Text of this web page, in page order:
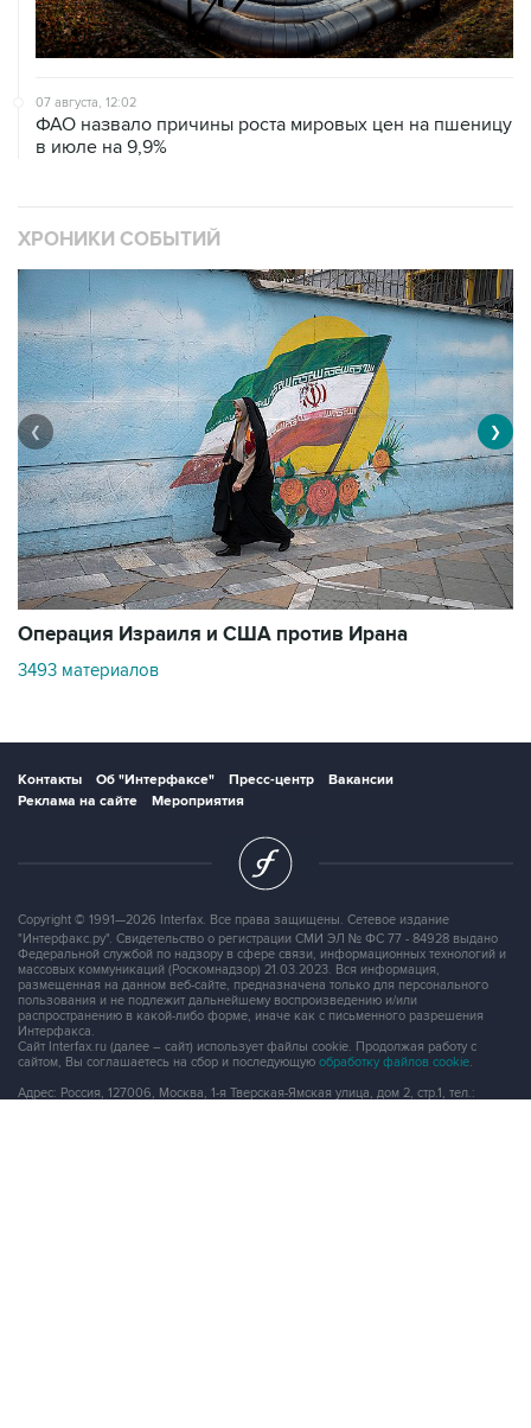
07 августа, 12:02
ФАО назвало причины роста мировых цен на пшеницу
в июле на 9,9%
ХРОНИКИ СОБЫТИЙ
Операция Израиля и США против Ирана
3493 материалов
❮ ❯
Контакты Об "Интерфаксе" Пресс-центр
Вакансии
Реклама на сайте
Мероприятия
Copyright © 1991—2026 Interfax. Все права защищены. Сетевое издание
"Интерфакс.ру". Свидетельство о регистрации СМИ ЭЛ № ФС 77 - 84928 выдано
Федеральной службой по надзору в сфере связи, информационных технологий и
массовых коммуникаций (Роскомнадзор) 21.03.2023. Вся информация,
размещенная на данном веб-сайте, предназначена только для персонального
пользования и не подлежит дальнейшему воспроизведению и/или
распространению в какой-либо форме, иначе как с письменного разрешения
Интерфакса.
Сайт Interfax.ru (далее – сайт) использует файлы cookie. Продолжая работу с
сайтом, Вы соглашаетесь на сбор и последующую обработку файлов cookie.
Адрес: Россия, 127006, Москва, 1-я Тверская-Ямская улица, дом 2, стр.1, тел.: